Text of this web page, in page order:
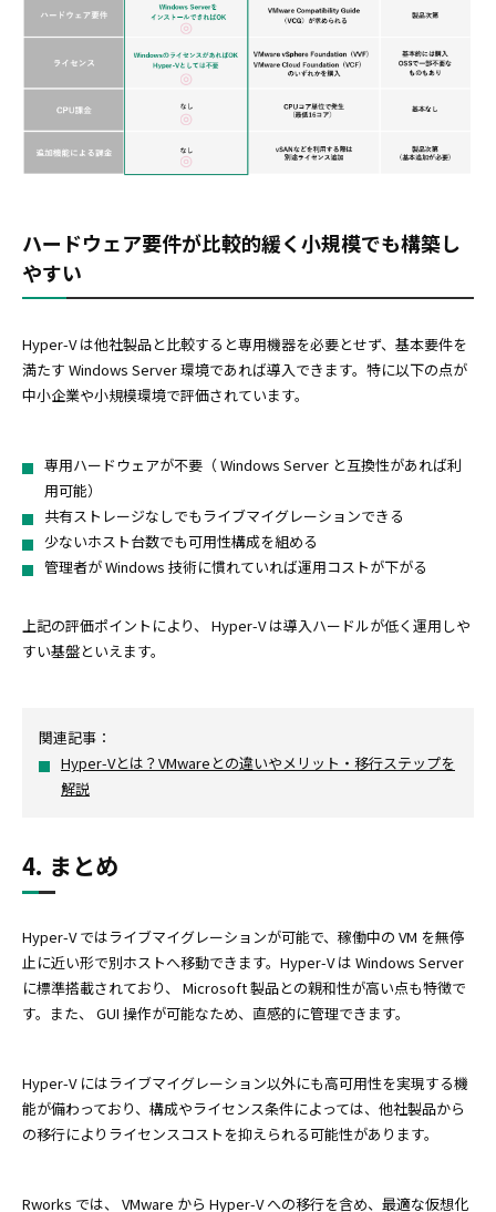
ハードウェア要件が比較的緩く小規模でも構築し
やすい
Hyper-V は他社製品と比較すると専用機器を必要とせず、基本要件を
満たす Windows Server 環境であれば導入できます。特に以下の点が
中小企業や小規模環境で評価されています。
専用ハードウェアが不要（ Windows Server と互換性があれば利
用可能）
共有ストレージなしでもライブマイグレーションできる
少ないホスト台数でも可用性構成を組める
管理者が Windows 技術に慣れていれば運用コストが下がる
上記の評価ポイントにより、 Hyper-V は導入ハードルが低く運用しや
すい基盤といえます。
関連記事：
Hyper-Vとは？VMwareとの違いやメリット・移行ステップを
解説
4. まとめ
Hyper-V ではライブマイグレーションが可能で、稼働中の VM を無停
止に近い形で別ホストへ移動できます。Hyper-V は Windows Server
に標準搭載されており、 Microsoft 製品との親和性が高い点も特徴で
す。また、 GUI 操作が可能なため、直感的に管理できます。
Hyper-V にはライブマイグレーション以外にも高可用性を実現する機
能が備わっており、構成やライセンス条件によっては、他社製品から
の移行によりライセンスコストを抑えられる可能性があります。
Rworks では、 VMware から Hyper-V への移行を含め、最適な仮想化